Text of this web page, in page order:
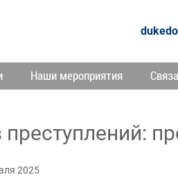
Наши мероприятия
преступлений:
2025